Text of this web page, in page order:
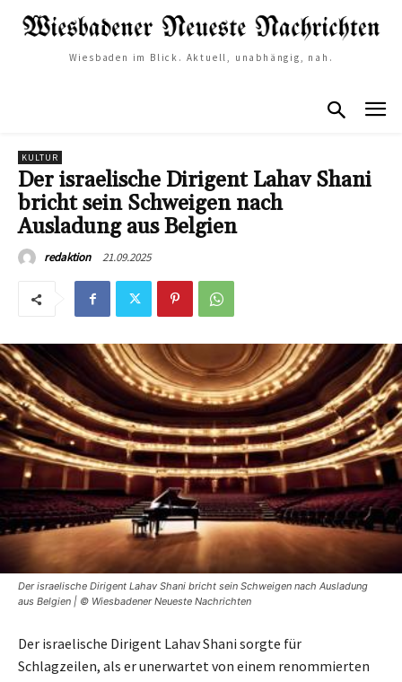
Wiesbaden im Blick. Aktuell, unabhängig, nah.
KULTUR
Der israelische Dirigent Lahav Shani
bricht sein Schweigen nach
Ausladung aus Belgien
redaktion 21.09.2025
Der israelische Dirigent Lahav Shani bricht sein Schweigen nach Ausladung
aus Belgien | © Wiesbadener Neueste Nachrichten
Der israelische Dirigent Lahav Shani sorgte für
Schlagzeilen, als er unerwartet von einem renommierten